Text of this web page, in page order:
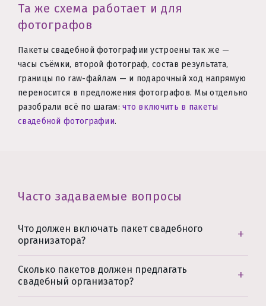
Та же схема работает и для
фотографов
Пакеты свадебной фотографии устроены так же —
часы съёмки, второй фотограф, состав результата,
границы по raw-файлам — и подарочный ход напрямую
переносится в предложения фотографов. Мы отдельно
разобрали всё по шагам:что включить в пакеты
свадебной фотографии.
Часто задаваемые вопросы
Что должен включать пакет свадебного
организатора?
Сколько пакетов должен предлагать
свадебный организатор?